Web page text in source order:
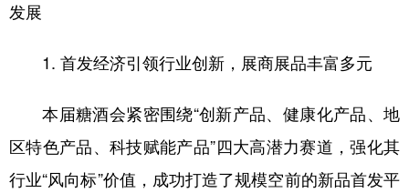
发展
1. 首发经济引领行业创新，展商展品丰富多元
本届糖酒会紧密围绕“创新产品、健康化产品、地
区特色产品、科技赋能产品”四大高潜力赛道，强化其
行业“风向标”价值，成功打造了规模空前的新品首发平